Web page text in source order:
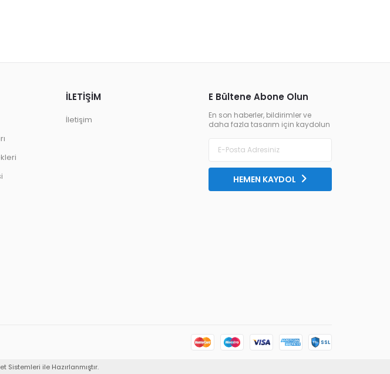
E Bültene Abone Olun
En son haberler, bildirimler ve
daha fazla tasarım için kaydolun
HEMEN KAYDOL
İLETİŞİM
İletişim
Sistemleri ile Hazırlanmıştır.